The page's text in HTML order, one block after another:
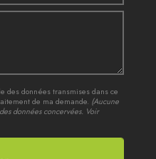
des données transmises dans ce
de ma demande. (Aucune
données concervées. Voir